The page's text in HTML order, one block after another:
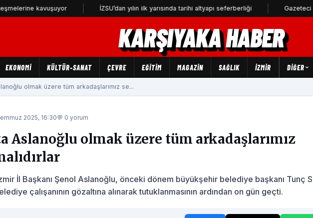
İZSU’dan yılın ilk yarısında tarihi altyapı seferberliği Gazeteci Barış
KARŞIYAKA HABER
EKONOMİ KÜLTÜR-SANAT ÇEVRE EĞİTİM MAGAZİN SAĞLIK İZMİR DIĞER
olmak üzere tüm arkadaşlarımız se...
2025, 16:30💬 0 yorum
Aslanoğlu olmak üzere tüm arkadaşlarımız
İl Başkanı Şenol Aslanoğlu, önceki dönem büyükşehir belediye başkanı Tunç
çalışanının gözaltına alınarak tutuklanmasının ardından on gün geçti.